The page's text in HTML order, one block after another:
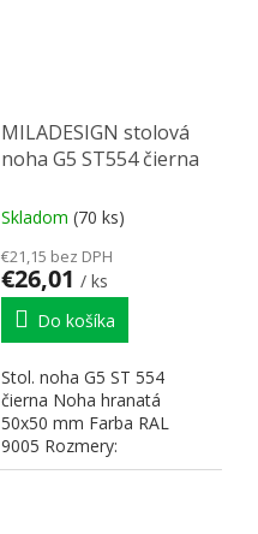
MILADESIGN stolová
noha G5 ST554 čierna
Skladom (70 ks)
€21,15 bez DPH
€26,01 / ks
Do košíka
Stol. noha G5 ST 554
čierna Noha hranatá
50x50 mm Farba RAL
9005 Rozmery:
50x50x680–840 H Na